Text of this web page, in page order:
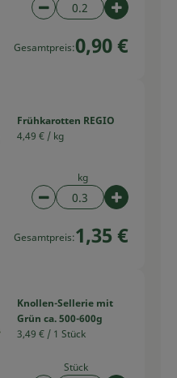
Artikelanzahl
Gesamtpreis:0,90 €
Frühkarotten REGIO
4,49 € / kg
kg
Artikelanzahl
Gesamtpreis:1,35 €
Knollen-Sellerie mit
Grün ca. 500-600g
3,49 € / 1 Stück
Stück